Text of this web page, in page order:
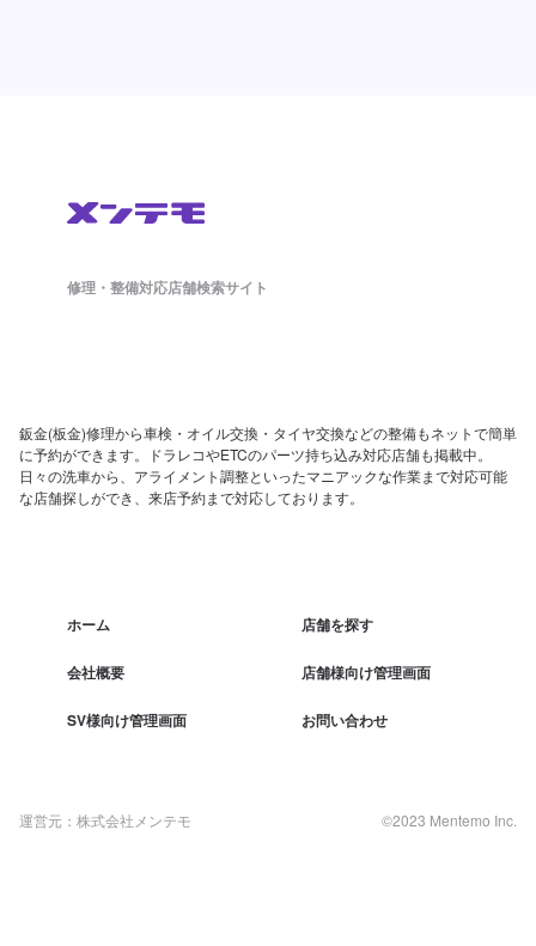
修理・整備対応店舗検索サイト
鈑金(板金)修理から車検・オイル交換・タイヤ交換などの整備もネットで簡単
に予約ができます。ドラレコやETCのパーツ持ち込み対応店舗も掲載中。
日々の洗車から、アライメント調整といったマニアックな作業まで対応可能
な店舗探しができ、来店予約まで対応しております。
ホーム 店舗を探す
会社概要 店舗様向け管理画面
SV様向け管理画面 お問い合わせ
運営元：株式会社メンテモ ©2023 Mentemo Inc.